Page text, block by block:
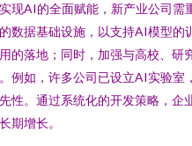
现AI的全面赋能，新产业公司需
数据基础设施，以支持AI模型的
的落地；同时，加强与高校、研
例如，许多公司已设立AI实验室
性。通过系统化的开发策略，企
期增长。